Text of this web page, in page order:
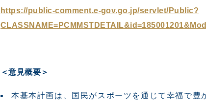
https://public-comment.e-gov.go.jp/servlet/Public?
＜意見概要＞
本基本計画は、国民がスポーツを通じて幸福で豊